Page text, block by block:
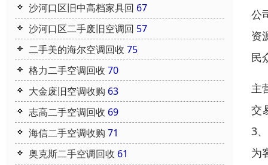
沙河口区旧中高档家具回 67
沙河口区二手废旧空调回 57
二手美的海尔空调回收 75
格力二手空调回收 70
大金废旧空调收购 63
志高二手空调回收 69
海信二手空调收购 71
奥克斯二手空调回收 61
公
资
民
主
交
3
为